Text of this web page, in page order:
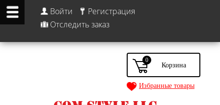
Войти
Регистрация
Отследить заказ
0
Избранные товары